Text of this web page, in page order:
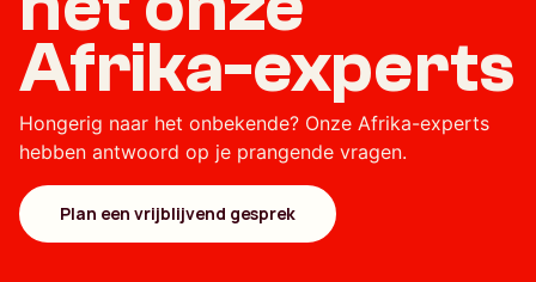
Afrika-experts
Hongerig naar het onbekende? Onze Afrika-experts
hebben antwoord op je prangende vragen.
Plan een vrijblijvend gesprek